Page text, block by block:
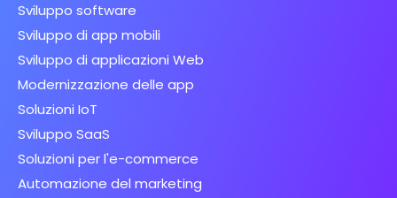
Sviluppo software
Sviluppo di app mobili
Sviluppo di applicazioni Web
Modernizzazione delle app
Soluzioni IoT
Sviluppo SaaS
Soluzioni per l'e-commerce
Automazione del marketing